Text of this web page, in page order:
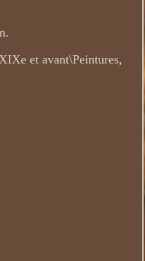
et avant\Peintures,